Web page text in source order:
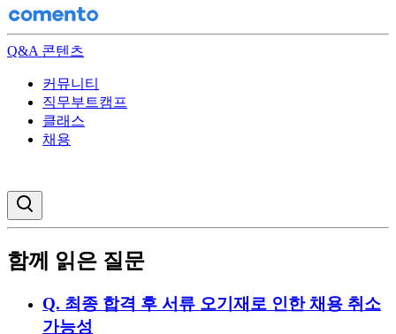
Q&A 콘텐츠
커뮤니티
직무부트캠프
클래스
채용
함께 읽은 질문
Q. 최종 합격 후 서류 오기재로 인한 채용 취소
가능성